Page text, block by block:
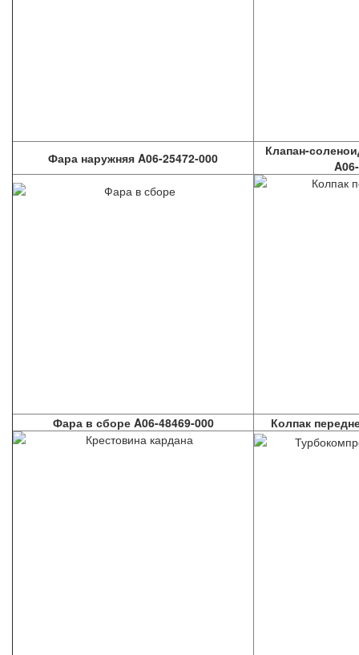
Фара наружняя A06-25472-000
Клапан-
Фара в сборе A06-48469-000 Колпак